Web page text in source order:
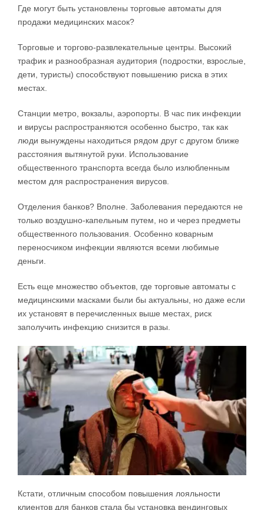
Где могут быть установлены торговые автоматы для
продажи медицинских масок?
Торговые и торгово-развлекательные центры. Высокий
трафик и разнообразная аудитория (подростки, взрослые,
дети, туристы) способствуют повышению риска в этих
местах.
Станции метро, вокзалы, аэропорты. В час пик инфекции
и вирусы распространяются особенно быстро, так как
люди вынуждены находиться рядом друг с другом ближе
расстояния вытянутой руки. Использование
общественного транспорта всегда было излюбленным
местом для распространения вирусов.
Отделения банков? Вполне. Заболевания передаются не
только воздушно-капельным путем, но и через предметы
общественного пользования. Особенно коварным
переносчиком инфекции являются всеми любимые
деньги.
Есть еще множество объектов, где торговые автоматы с
медицинскими масками были бы актуальны, но даже если
их установят в перечисленных выше местах, риск
заполучить инфекцию снизится в разы.
Кстати, отличным способом повышения лояльности
клиентов для банков стала бы установка вендинговых